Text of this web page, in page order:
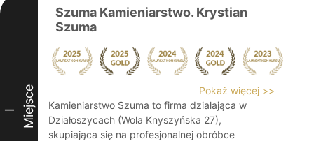
I Miejsce
Szuma Kamieniarstwo. Krystian
Szuma
Pokaż więcej >>
Kamieniarstwo Szuma to firma działająca w
Działoszycach (Wola Knyszyńska 27),
skupiająca się na profesjonalnej obróbce